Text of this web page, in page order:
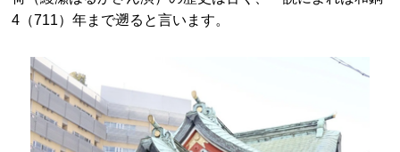
4（711）年まで遡ると言います。